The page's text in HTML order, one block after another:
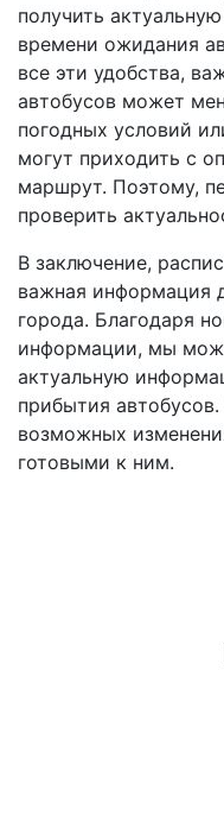
получить
времени ожидания
все эти удобства,
автобусов может
погодных условий
могут приходить с
маршрут. Поэтому,
проверить
В заключение,
важная информация
города. Благодаря
информации, мы
актуальную
прибытия
возможных
готовыми к ним.